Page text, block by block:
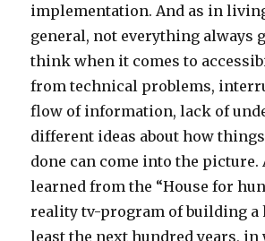
implementation. And as in
general, not everything always
think when it comes to
from technical problems,
flow of information, lack of
different ideas about how
done can come into the picture.
learned from the “House for
reality tv-program of building a
least the next hundred years,